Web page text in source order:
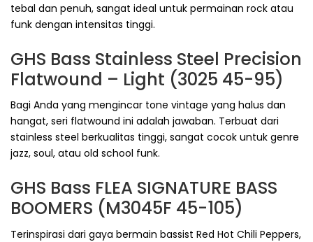
tebal dan penuh, sangat ideal untuk permainan rock atau
funk dengan intensitas tinggi.
GHS Bass Stainless Steel Precision
Flatwound – Light (3025 45-95)
Bagi Anda yang mengincar tone vintage yang halus dan
hangat, seri flatwound ini adalah jawaban. Terbuat dari
stainless steel berkualitas tinggi, sangat cocok untuk genre
jazz, soul, atau old school funk.
GHS Bass FLEA SIGNATURE BASS
BOOMERS (M3045F 45-105)
Terinspirasi dari gaya bermain bassist Red Hot Chili Peppers,